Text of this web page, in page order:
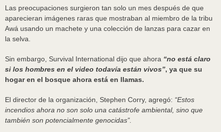
Las preocupaciones surgieron tan solo un mes después de que
aparecieran imágenes raras que mostraban al miembro de la tribu
Awá usando un machete y una colección de lanzas para cazar en
la selva.
Sin embargo, Survival International dijo que ahora “no está claro
si los hombres en el video todavía están vivos”, ya que su
hogar en el bosque ahora está en llamas.
El director de la organización, Stephen Corry, agregó: “Estos
incendios ahora no son solo una catástrofe ambiental, sino que
también son potencialmente genocidas”.